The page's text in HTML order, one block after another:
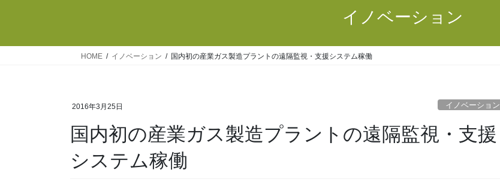
イノベーション
HOME イノベーション 国内初の産業ガス製造プラントの遠隔監視・支援システム稼働
2016年3月25日 イノベーション
国内初の産業ガス製造プラントの遠隔監視・支援
システム稼働